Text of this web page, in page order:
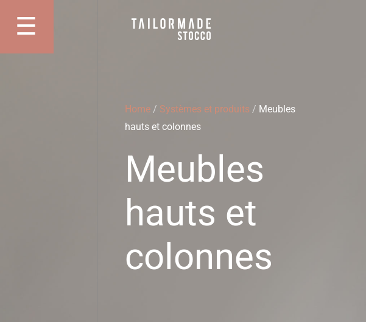
Apri Menu
☰
Home / Systèmes et produits / Meubles
hauts et colonnes
Meubles
hauts et
colonnes